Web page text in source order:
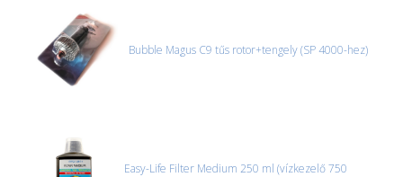
Bubble Magus C9 tűs rotor+tengely (SP 4000-hez)
Easy-Life Filter Medium 250 ml (vízkezelő 750